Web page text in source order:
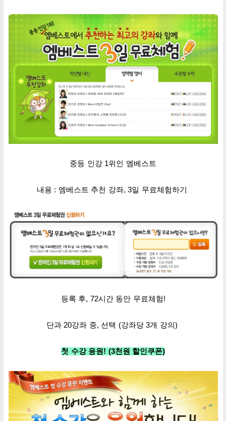
중등 인강 1위인 엠베스트
내용 : 엠베스트 추천 강좌, 3일 무료체험하기
등록 후, 72시간동안 무료체험!
단과 20강좌 중, 선택 (강좌당 3개 강의)
첫 수강 응원! (3천원 할인쿠폰)